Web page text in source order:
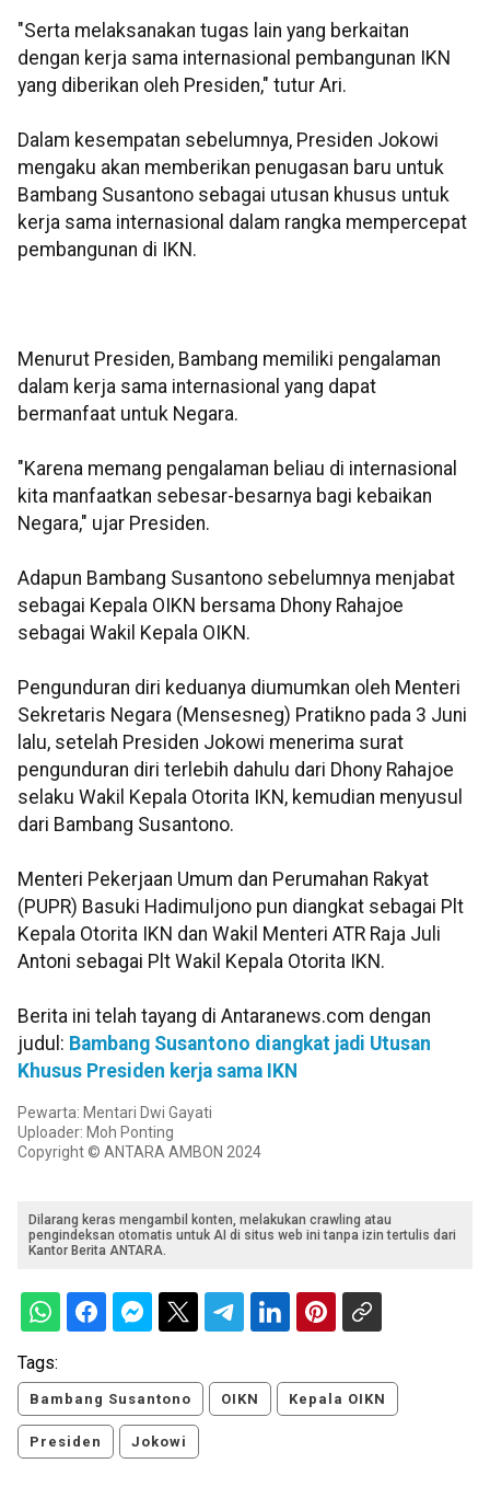
"Serta melaksanakan tugas lain yang berkaitan
dengan kerja sama internasional pembangunan IKN
yang diberikan oleh Presiden," tutur Ari.
Dalam kesempatan sebelumnya, Presiden Jokowi
mengaku akan memberikan penugasan baru untuk
Bambang Susantono sebagai utusan khusus untuk
kerja sama internasional dalam rangka mempercepat
pembangunan di IKN.
Menurut Presiden, Bambang memiliki pengalaman
dalam kerja sama internasional yang dapat
bermanfaat untuk Negara.
"Karena memang pengalaman beliau di internasional
kita manfaatkan sebesar-besarnya bagi kebaikan
Negara," ujar Presiden.
Adapun Bambang Susantono sebelumnya menjabat
sebagai Kepala OIKN bersama Dhony Rahajoe
sebagai Wakil Kepala OIKN.
Pengunduran diri keduanya diumumkan oleh Menteri
Sekretaris Negara (Mensesneg) Pratikno pada 3 Juni
lalu, setelah Presiden Jokowi menerima surat
pengunduran diri terlebih dahulu dari Dhony Rahajoe
selaku Wakil Kepala Otorita IKN, kemudian menyusul
dari Bambang Susantono.
Menteri Pekerjaan Umum dan Perumahan Rakyat
(PUPR) Basuki Hadimuljono pun diangkat sebagai Plt
Kepala Otorita IKN dan Wakil Menteri ATR Raja Juli
Antoni sebagai Plt Wakil Kepala Otorita IKN.
Berita ini telah tayang di Antaranews.com dengan
judul: Bambang Susantono diangkat jadi Utusan
Khusus Presiden kerja sama IKN
Pewarta: Mentari Dwi Gayati
Uploader: Moh Ponting
Copyright © ANTARA AMBON 2024
Dilarang keras mengambil konten, melakukan crawling atau
pengindeksan otomatis untuk AI di situs web ini tanpa izin tertulis dari
Kantor Berita ANTARA.
Tags:
Bambang Susantono OIKN Kepala OIKN
Presiden Jokowi